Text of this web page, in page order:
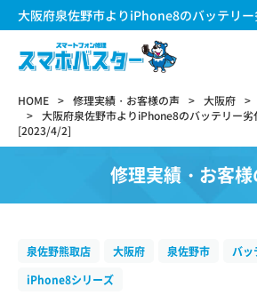
HOME 修理実績・お客様の声 大阪府
大阪府泉佐野市よりiPhone8のバッテリー
[2023/4/2]
修理実績・お客様
泉佐野熊取店 大阪府 泉佐野市
バッ
iPhone8シリーズ